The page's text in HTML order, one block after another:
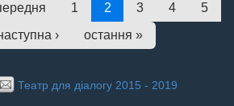
1 2 3 4
5
› остання »
Театр для діалогу 2015 - 2019